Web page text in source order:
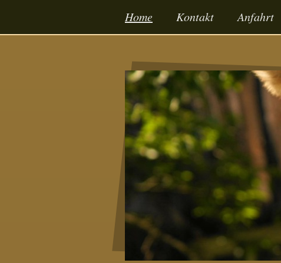
Home Kontakt Anfahrt